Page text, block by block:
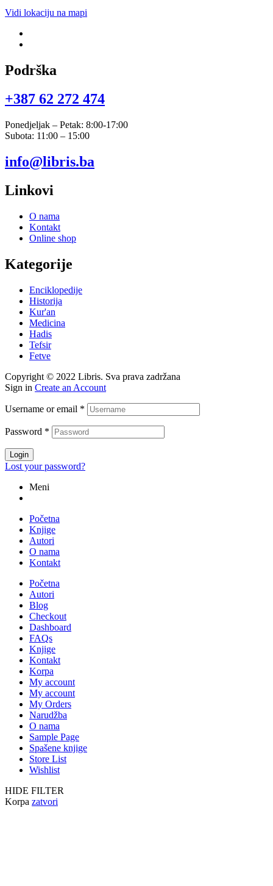
Vidi lokaciju na mapi
Podrška
+387 62 272 474​
Ponedjeljak – Petak: 8:00-17:00
Subota: 11:00 – 15:00
info@libris.ba
Linkovi
O nama
Kontakt
Online shop
Kategorije
Enciklopedije
Historija
Kur'an
Medicina
Hadis
Tefsir
Fetve
Copyright © 2022 Libris. Sva prava zadržana
Sign in Create an Account
Username or email *
Password *
Login
Lost your password?
Meni
Početna
Knjige
Autori
O nama
Kontakt
Početna
Autori
Blog
Checkout
Dashboard
FAQs
Knjige
Kontakt
Korpa
My account
My account
My Orders
Narudžba
O nama
Sample Page
Spašene knjige
Store List
Wishlist
HIDE FILTER
Korpa zatvori